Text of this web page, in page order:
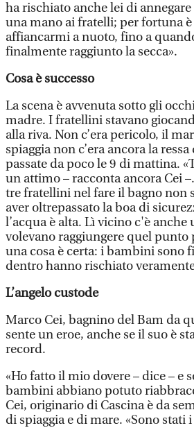
ha rischiato anche lei di
una mano ai fratelli; per fortuna
affiancarmi a nuoto, fino a
finalmente raggiunto la secca».
Cosa è successo
La scena è avvenuta sotto gli
madre. I fratellini stavano
alla riva. Non c’era pericolo, il
spiaggia non c’era ancora la
passate da poco le 9 di mattina.
un attimo – racconta ancora Cei
tre fratellini nel fare il bagno non
aver oltrepassato la boa di
l’acqua è alta. Lì vicino c'è anche
volevano raggiungere quel punto
una cosa è certa: i bambini sono
dentro hanno rischiato
L’angelo custode
Marco Cei, bagnino del Bam da
sente un eroe, anche se il suo è
record.
«Ho fatto il mio dovere – dice – e
bambini abbiano potuto
Cei, originario di Cascina è da
di spiaggia e di mare. «Sono stati